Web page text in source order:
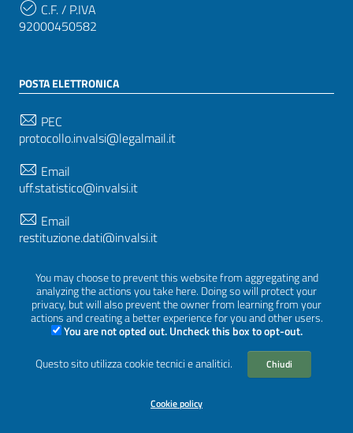
You may choose to prevent this website from aggregating and
analyzing the actions you take here. Doing so will protect your
privacy, but will also prevent the owner from learning from your
actions and creating a better experience for you and other users.
You are not opted out. Uncheck this box to opt-out.
Questo sito utilizza cookie tecnici e analitici.
Chiudi
Cookie policy
C.F. / P.IVA
92000450582
POSTA ELETTRONICA
PEC
protocollo.invalsi@legalmail.it
Email
uff.statistico@invalsi.it
Email
restituzione.dati@invalsi.it
SEGUICI SU
Sezione Link Utili
Privacy | Cookie policy | Crediti | Tema grafico ItaliaWP2
Prototipo per siti PA di AgID